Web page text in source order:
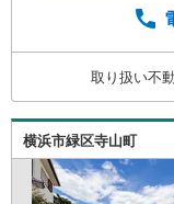
す。ーーー
は融資実行
済額と異な
ーーーーー
取り扱い不
横浜市緑区寺山町